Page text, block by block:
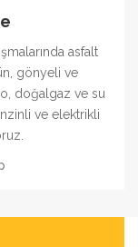
asfalt
gönyeli ve
doğalgaz ve su
ve elektrikli